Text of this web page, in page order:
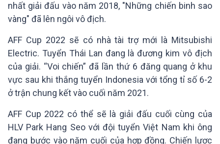
nhất giải đấu vào năm 2018, "Những chiến binh sao
vàng" đã lên ngôi vô địch.
AFF Cup 2022 sẽ có nhà tài trợ mới là Mitsubishi
Electric. Tuyển Thái Lan đang là đương kim vô địch
của giải. “Voi chiến” đã lần thứ 6 đăng quang ở khu
vực sau khi thắng tuyển Indonesia với tổng tỉ số 6-2
ở trận chung kết vào cuối năm 2021.
AFF Cup 2022 có thể sẽ là giải đấu cuối cùng của
HLV Park Hang Seo với đội tuyển Việt Nam khi ông
đang bước vào năm cuối của hợp đồng. Chiến lược